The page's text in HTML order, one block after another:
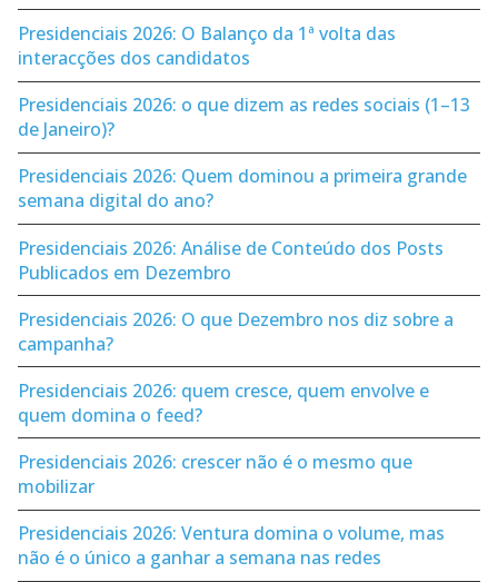
Presidenciais 2026: O Balanço da 1ª volta das
interacções dos candidatos
Presidenciais 2026: o que dizem as redes sociais (1–13
de Janeiro)?
Presidenciais 2026: Quem dominou a primeira grande
semana digital do ano?
Presidenciais 2026: Análise de Conteúdo dos Posts
Publicados em Dezembro
Presidenciais 2026: O que Dezembro nos diz sobre a
campanha?
Presidenciais 2026: quem cresce, quem envolve e
quem domina o feed?
Presidenciais 2026: crescer não é o mesmo que
mobilizar
Presidenciais 2026: Ventura domina o volume, mas
não é o único a ganhar a semana nas redes